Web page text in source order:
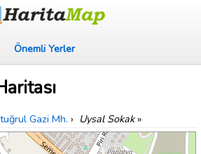
Önemli Yerler
Gazi Mh. › Uysal Sokak»